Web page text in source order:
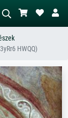
– pl. zöld rét, sok
olajkép, álló akt
fa mellett.
HWQQ)